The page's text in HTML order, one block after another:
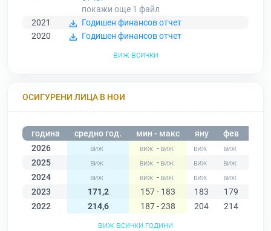
покажи още 1 файл
2021
Годишен финансов отчет
2020
Годишен финансов отчет
виж всички
ОСИГУРЕНИ ЛИЦА В НОИ
година средно год. мин - макс яну фев
2026
-
2025
-
2024
-
2023
171,2 157 - 183 183 179
2022
214,6 187 - 238 204 214
виж всички години